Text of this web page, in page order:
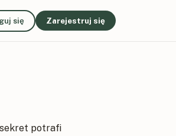
się Zarejestruj się
sekret potrafi